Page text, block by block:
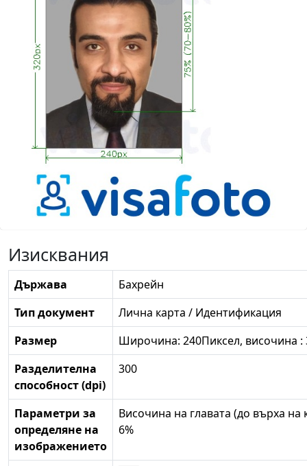
Изисквания
Държава
Бахрейн
Тип документ
Лична карта / Идентификация
Размер
Широчина: 240Пиксел, височина :
Разделителна
способност (dpi)
300
Параметри за
определяне на
изображението
Височина на главата (до върха на
6%